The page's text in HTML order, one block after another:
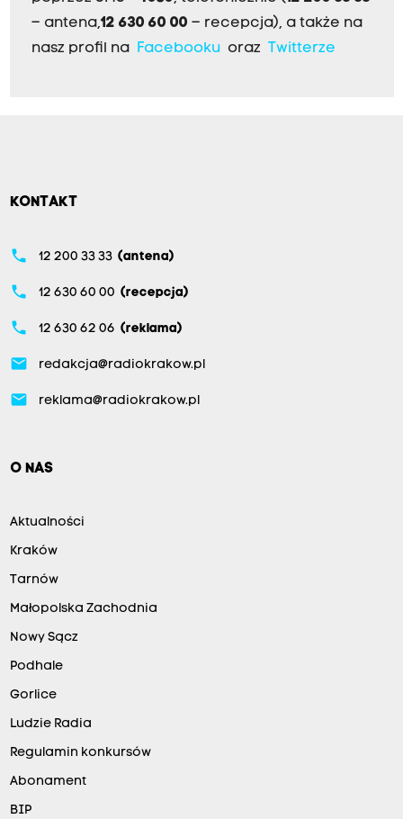
– antena,12 630 60 00 – recepcja), a także na
nasz profil na
Facebookuoraz Twitterze
KONTAKT
phone 12 200 33 33 (antena)
phone 12 630 60 00 (recepcja)
phone 12 630 62 06 (reklama)
email redakcja@radiokrakow.pl
email reklama@radiokrakow.pl
O NAS
Aktualności
Kraków
Tarnów
Małopolska Zachodnia
Nowy Sącz
Podhale
Gorlice
Ludzie Radia
Regulamin konkursów
Abonament
BIP